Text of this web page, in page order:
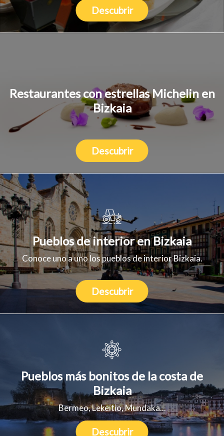
Descubrir
Restaurantes con estrellas Michelin en
Bizkaia
Descubrir
Pueblos de interior en Bizkaia
Conoce uno a uno los pueblos de interior Bizkaia.
Descubrir
Pueblos más bonitos de la costa de
Bizkaia
Bermeo, Lekeitio, Mundaka...
Descubrir